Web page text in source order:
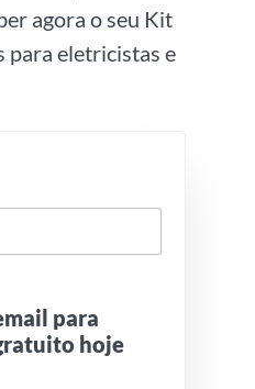
agora o seu Kit
para eletricistas e
para
hoje